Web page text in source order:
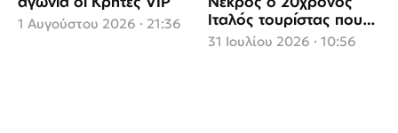
1 Αυγούστου 2026 · 21:36
Ιταλός τουρίστας που
αγνοούνταν στη
31 Ιουλίου 2026 · 10:56